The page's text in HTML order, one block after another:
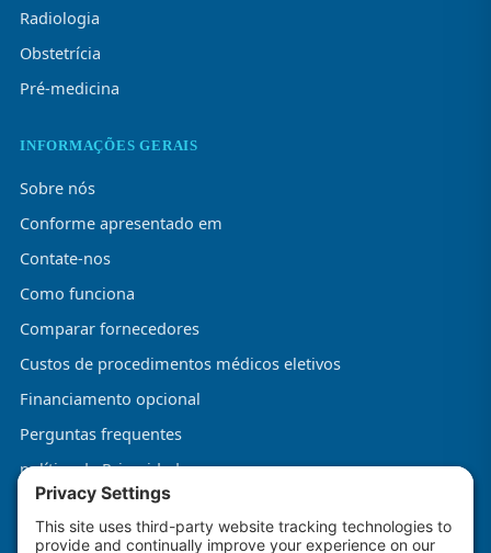
Radiologia
Obstetrícia
Pré-medicina
INFORMAÇÕES GERAIS
Sobre nós
Conforme apresentado em
Contate-nos
Como funciona
Comparar fornecedores
Custos de procedimentos médicos eletivos
Financiamento opcional
Perguntas frequentes
política de Privacidade
Termos e Condições
Política de Cookies